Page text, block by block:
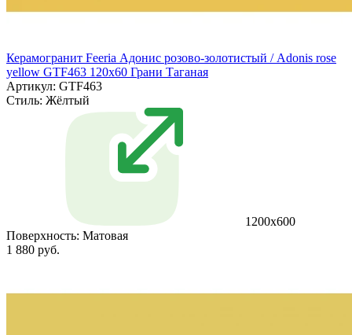
Керамогранит Feeria Адонис розово‑золотистый / Adonis rose
yellow GTF463 120х60 Грани Таганая
Артикул: GTF463
Стиль: Жёлтый
1200х600
Поверхность: Матовая
1 880 руб.